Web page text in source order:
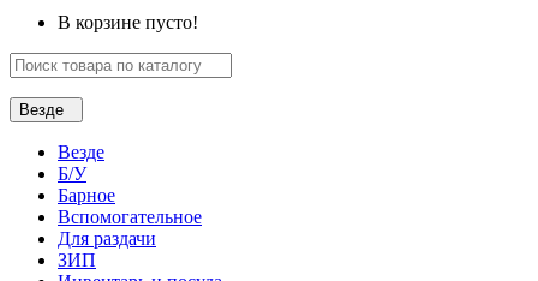
В корзине пусто!
Везде
Везде
Б/У
Барное
Вспомогательное
Для раздачи
ЗИП